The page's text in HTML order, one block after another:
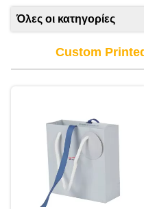
Όλες οι κατηγορίες
Custom